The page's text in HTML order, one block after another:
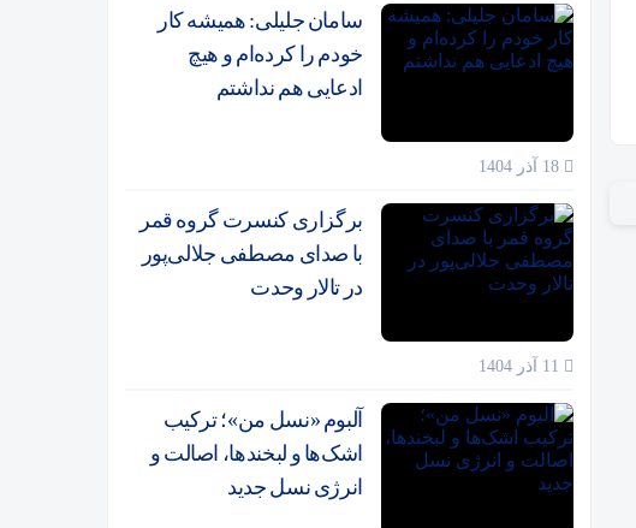
سامان جلیلی: همیشه کار
خودم را کرده‌ام و هیچ
ادعایی هم نداشتم
برگزاری کنسرت گروه قمر
با صدای مصطفی جلالی‌پور
در تالار وحدت
آلبوم «نسل من»؛ ترکیب
اشک‌ها و لبخندها، اصالت و
انرژی نسل جدید